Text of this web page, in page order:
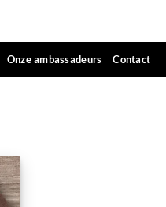
Onze ambassadeurs Contact